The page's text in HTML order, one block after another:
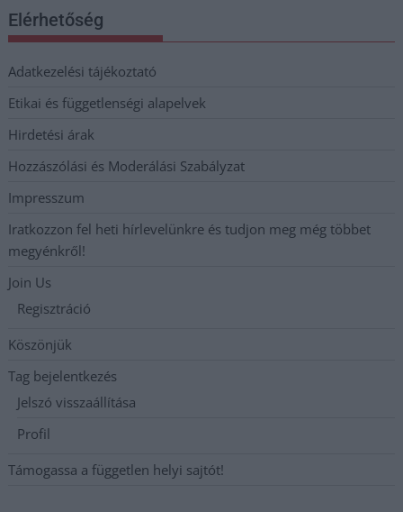
Elérhetőség
Adatkezelési tájékoztató
Etikai és függetlenségi alapelvek
Hirdetési árak
Hozzászólási és Moderálási Szabályzat
Impresszum
Iratkozzon fel heti hírlevelünkre és tudjon meg még többet
megyénkről!
Join Us
Regisztráció
Köszönjük
Tag bejelentkezés
Jelszó visszaállítása
Profil
Támogassa a független helyi sajtót!